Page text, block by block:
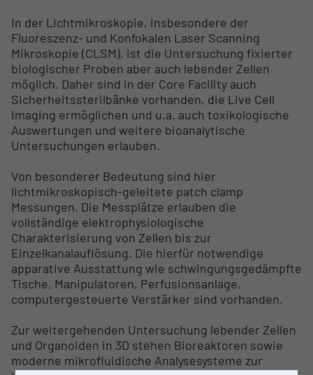
In der Lichtmikroskopie, insbesondere der
Fluoreszenz- und Konfokalen Laser Scanning
Mikroskopie (CLSM), ist die Untersuchung fixierter
biologischer Proben aber auch lebender Zellen
möglich. Daher sind in der Core Facility auch
Sicherheitssterilbänke vorhanden, die Live Cell
Imaging ermöglichen und u.a. auch toxikologische
Auswertungen und weitere bioanalytische
Untersuchungen erlauben.
Von besonderer Bedeutung sind hier
lichtmikroskopisch-geleitete patch clamp
Messungen. Die Messplätze erlauben die
vollständige elektrophysiologische
Charakterisierung von Zellen bis zur
Einzelkanalauflösung. Die hierfür notwendige
apparative Ausstattung wie schwingungsgedämpfte
Tische, Manipulatoren, Perfusionsanlage,
computergesteuerte Verstärker sind vorhanden.
Zur weitergehenden Untersuchung lebender Zellen
und Organoiden in 3D stehen Bioreaktoren sowie
moderne mikrofluidische Analysesysteme zur